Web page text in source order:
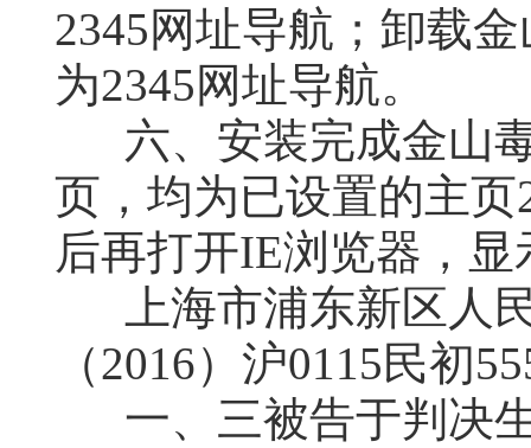
2345网址导航；卸载
为2345网址导航。
六、安装完成金山
页，均为已设置的主
后再打开IE浏览器，
上海市浦东新区人
（2016）沪0115民初
一、三被告于判决